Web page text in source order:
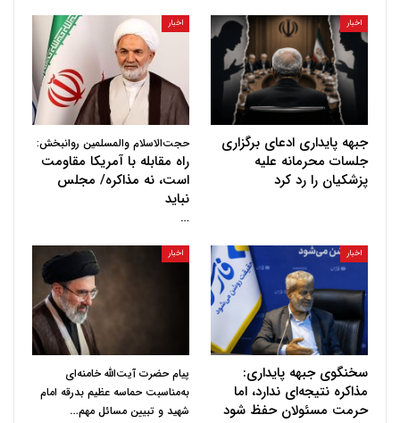
اخبار
جبهه پایداری ادعای برگزاری
جلسات محرمانه علیه
پزشکیان را رد کرد
اخبار
حجت‌الاسلام والمسلمین روانبخش:
راه مقابله با آمریکا مقاومت
است، نه مذاکره/ مجلس
نباید
…
اخبار
سخنگوی جبهه پایداری:
مذاکره نتیجه‌ای ندارد، اما
حرمت مسئولان حفظ شود
اخبار
پیام حضرت آیت‌الله خامنه‌ای
به‌مناسبت حماسه عظیم بدرقه امام
شهید و تبیین مسائل مهم…